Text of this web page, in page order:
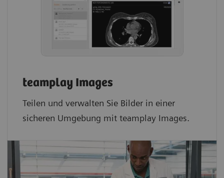
teamplay Images
Teilen und verwalten Sie Bilder in einer
sicheren Umgebung mit teamplay Images.